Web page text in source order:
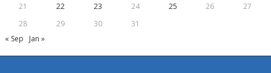
21
22 23 24 25 26
27
28
29 30
31
« Sep
Jan »